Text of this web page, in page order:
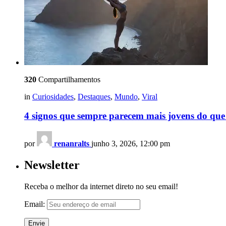
320 Compartilhamentos
in Curiosidades, Destaques, Mundo, Viral
4 signos que sempre parecem mais jovens do
por renanralts junho 3, 2026, 12:00 pm
Newsletter
Receba o melhor da internet direto no seu email!
Email: